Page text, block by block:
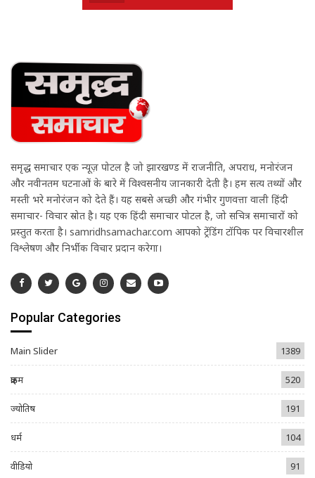
समृद्ध समाचार एक न्यूज़ पोर्टल है जो झारखण्ड में राजनीति, अपराध, मनोरंजन
और नवीनतम घटनाओं के बारे में विश्वसनीय जानकारी देती है। हम सत्य तथ्यों और
मस्ती भरे मनोरंजन को देते हैं। यह सबसे अच्छी और गंभीर गुणवत्ता वाली हिंदी
समाचार- विचार स्रोत है। यह एक हिंदी समाचार पोर्टल है, जो सचित्र समाचारों को
प्रस्तुत करता है। samridhsamachar.com आपको ट्रेंडिंग टॉपिक पर विचारशील
विश्लेषण और निर्भीक विचार प्रदान करेगा।
Popular Categories
Main Slider 1389
क्राइम 520
ज्योतिष 191
धर्म 104
वीडियो 91